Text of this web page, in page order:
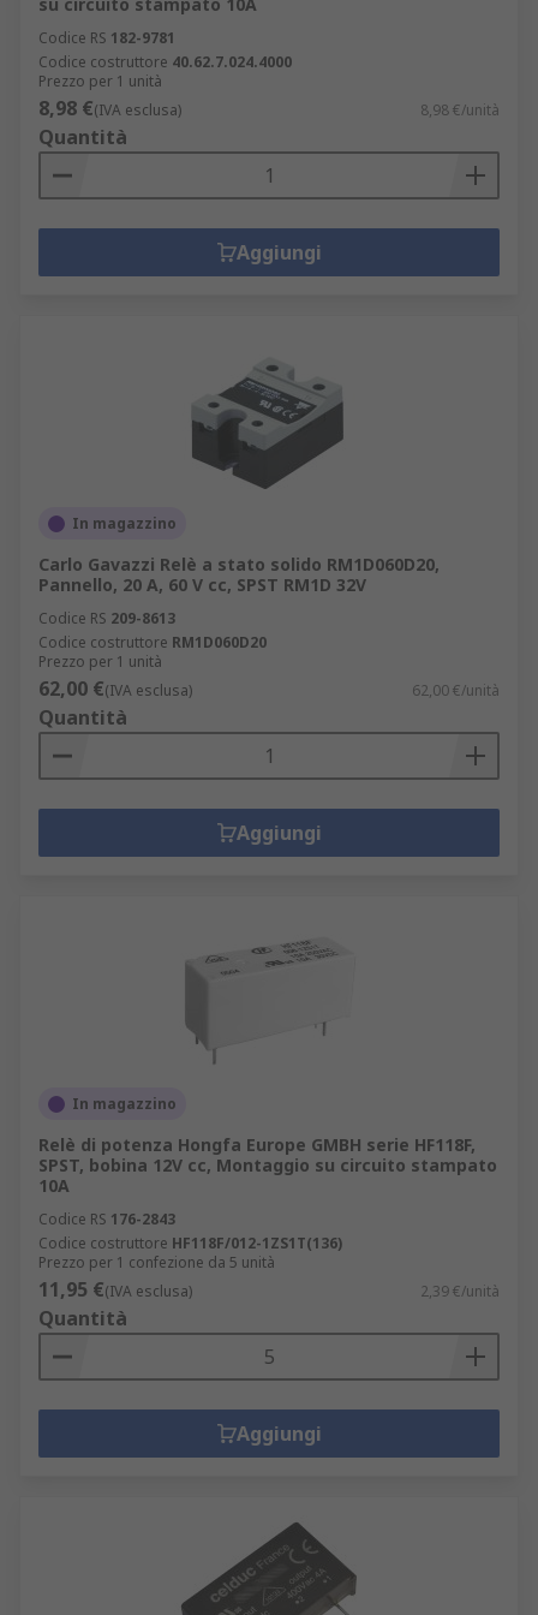
di controllo che richiedono un'operazione a
12V.
Relè 24 Volt: operano con tensione di
alimentazione di 24V. Impiegati in
applicazioni industriali, automobilistiche ed
elettroniche che richiedono tensione di 24V
per il controllo dei circuiti.
Relè 220V: funzionano con tensione di
alimentazione di 220 volt. Sono impiegati in
Codice RS 182-9781
Codice costruttore 40.62.7.024.4000
Prezzo per 1 unità
8,98 €(IVA esclusa) 8,98 €/unità
Quantità
Aggiungi
In magazzino
Carlo Gavazzi Relè a stato solido RM1D060D20,
Pannello, 20 A, 60 V cc, SPST RM1D 32V
Codice RS 209-8613
Codice costruttore RM1D060D20
Prezzo per 1 unità
62,00 €(IVA esclusa) 62,00 €/unità
Quantità
Aggiungi
In magazzino
Relè di potenza Hongfa Europe GMBH serie HF118F,
SPST, bobina 12V cc, Montaggio su circuito stampato
10A
Codice RS 176-2843
Codice costruttore HF118F/012-1ZS1T(136)
Prezzo per 1 confezione da 5 unità
11,95 €(IVA esclusa) 2,39 €/unità
Quantità
Aggiungi